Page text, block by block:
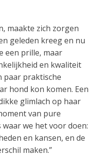
maakte zich zorgen
geleden kreeg en nu
een prille, maar
en kwaliteit
paar praktische
hond kon komen. Een
glimlach op haar
van pure
we het voor doen:
en kansen, en de
maken.”